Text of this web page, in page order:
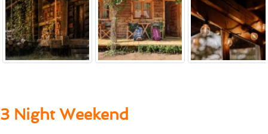
3 Night Weekend